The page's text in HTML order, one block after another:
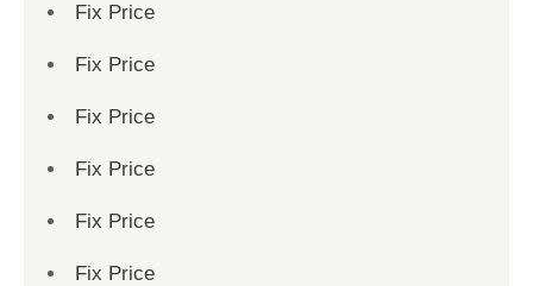
Fix Price
Fix Price
Fix Price
Fix Price
Fix Price
Fix Price